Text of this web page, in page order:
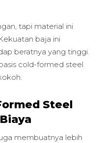
tapi material ini
baja ini
beratnya yang tinggi.
cold-formed steel
Steel
membuatnya lebih